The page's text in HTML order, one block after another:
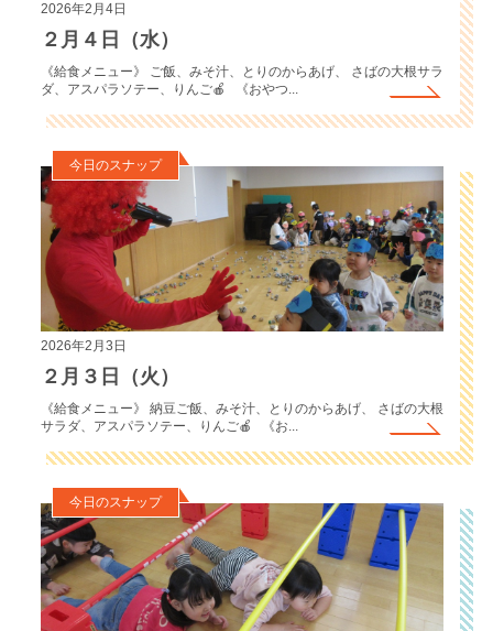
2026年2月4日
２月４日（水）
《給食メニュー》 ご飯、みそ汁、とりのからあげ、 さばの大根サラ
ダ、アスパラソテー、りんご🍎 《おやつ...
今日のスナップ
2026年2月3日
２月３日（火）
《給食メニュー》 納豆ご飯、みそ汁、とりのからあげ、 さばの大根
サラダ、アスパラソテー、りんご🍎 《お...
今日のスナップ